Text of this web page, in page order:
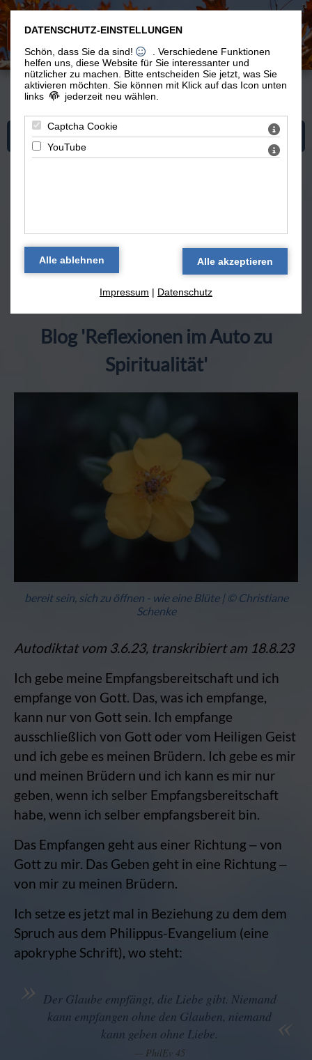
Du bist hier:Spiritualität>Blog 'Reflexionen im Auto'
Mehr zum Thema "Spiritualität"
Empfangsbereitschaft geben
(18.08.2023)
Blog 'Reflexionen im Auto zu
Spiritualität'
bereit sein, sich zu öffnen - wie eine Blüte | © Christiane
Schenke
Autodiktat vom 3.6.23, transkribiert am 18.8.23
Ich gebe meine Empfangsbereitschaft und ich
empfange von Gott. Das, was ich empfange,
kann nur von Gott sein. Ich empfange
ausschließlich von Gott oder vom Heiligen Geist
und ich gebe es meinen Brüdern. Ich gebe es mir
und meinen Brüdern und ich kann es mir nur
geben, wenn ich selber Empfangsbereitschaft
habe, wenn ich selber empfangsbereit bin.
Das Empfangen geht aus einer Richtung ‒ von
Gott zu mir. Das Geben geht in eine Richtung ‒
von mir zu meinen Brüdern.
Ich setze es jetzt mal in Beziehung zu dem dem
Spruch aus dem Philippus-Evangelium (eine
apokryphe Schrift), wo steht:
Der Glaube empfängt, die Liebe gibt. Niemand
kann empfangen ohne den Glauben, niemand
kann geben ohne Liebe.
PhilEv 45
DATENSCHUTZ-EINSTELLUNGEN
Schön, dass Sie da sind!
. Verschiedene Funktionen
helfen uns, diese Website für Sie interessanter und
nützlicher zu machen.
Bitte entscheiden Sie jetzt, was Sie
aktivieren möchten. Sie können mit Klick auf das Icon unten
links
jederzeit neu wählen.
Captcha Cookie
YouTube
Impressum | Datenschutz